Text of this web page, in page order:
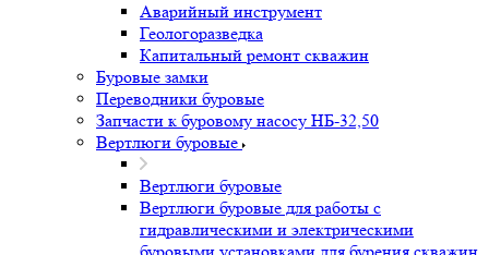
Аварийный инструмент
Геологоразведка
Капитальный ремонт скважин
Буровые замки
Переводники буровые
Запчасти к буровому насосу НБ-32,50
Вертлюги буровые
Вертлюги буровые
Вертлюги буровые для работы с
гидравлическими и электрическими